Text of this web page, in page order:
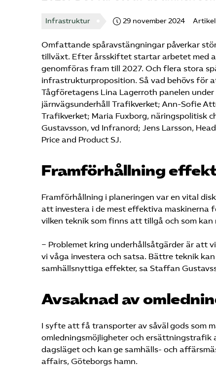
Infrastruktur 29 november 2024 Artikel
Omfattande spåravstängningar påverkar
tillväxt. Efter årsskiftet startar arbetet med
genomföras fram till 2027. Och flera stora
infrastrukturproposition. Så vad behövs för
Tågföretagens Lina Lagerroth panelen
järnvägsunderhåll Trafikverket; Ann-Sofie
Trafikverket; Maria Fuxborg, näringspolitisk
Gustavsson, vd Infranord; Jens Larsson,
Price and Product SJ.
Framförhållning
Framförhållning i planeringen var en vital
att investera i de mest effektiva maskinerna
vilken teknik som finns att tillgå och som kan
− Problemet kring underhållsåtgärder är att
vi våga investera och satsa. Bättre teknik
samhällsnyttiga effekter, sa Staffan
Avsaknad av
I syfte att få transporter av såväl gods som
omledningsmöjligheter och ersättningstrafik
dagsläget och kan ge samhälls- och
affairs, Göteborgs hamn.